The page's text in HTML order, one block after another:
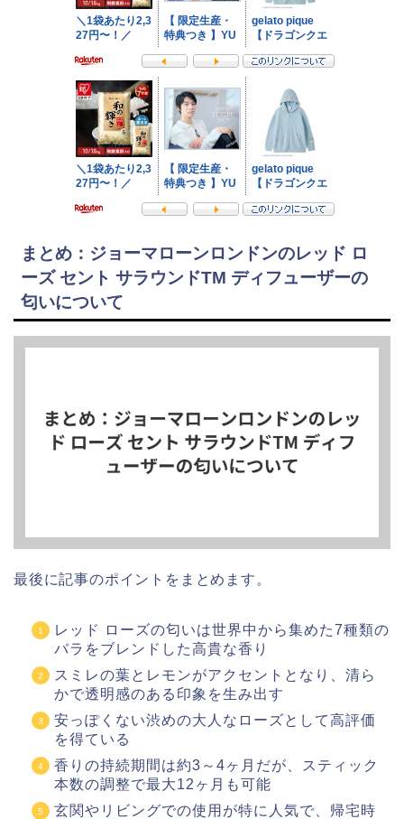
まとめ：ジョーマローンロンドンのレッド ロ
ーズ セント サラウンドTM ディフューザーの
匂いについて
最後に記事のポイントをまとめます。
レッド ローズの匂いは世界中から集めた7種類の
バラをブレンドした高貴な香り
スミレの葉とレモンがアクセントとなり、清ら
かで透明感のある印象を生み出す
安っぽくない渋めの大人なローズとして高評価
を得ている
香りの持続期間は約3～4ヶ月だが、スティック
本数の調整で最大12ヶ月も可能
玄関やリビングでの使用が特に人気で、帰宅時